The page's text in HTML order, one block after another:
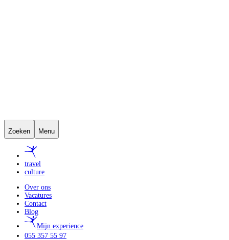
Zoeken Menu
travel
culture
Over ons
Vacatures
Contact
Blog
Mijn experience
055 357 55 97